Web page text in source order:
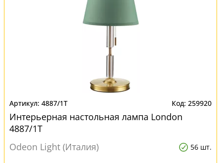
4887/1T 259920
Интерьерная настольная лампа London
4887/1T
Odeon Light (Италия)
56 шт.